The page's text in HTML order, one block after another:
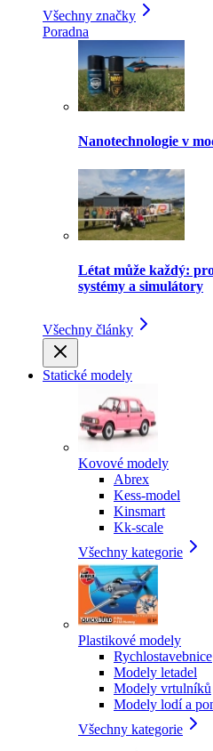
Všechny značky
Poradna
Nanotechnologie v
Létat může každý:
systémy a simulátory
Všechny články
Statické modely
Kovové modely
Abrex
Kess-model
Kinsmart
Kk-scale
Všechny kategorie
Plastikové modely
Rychlostavebnice
Modely letadel
Modely vrtulníků
Modely lodí a
Všechny kategorie